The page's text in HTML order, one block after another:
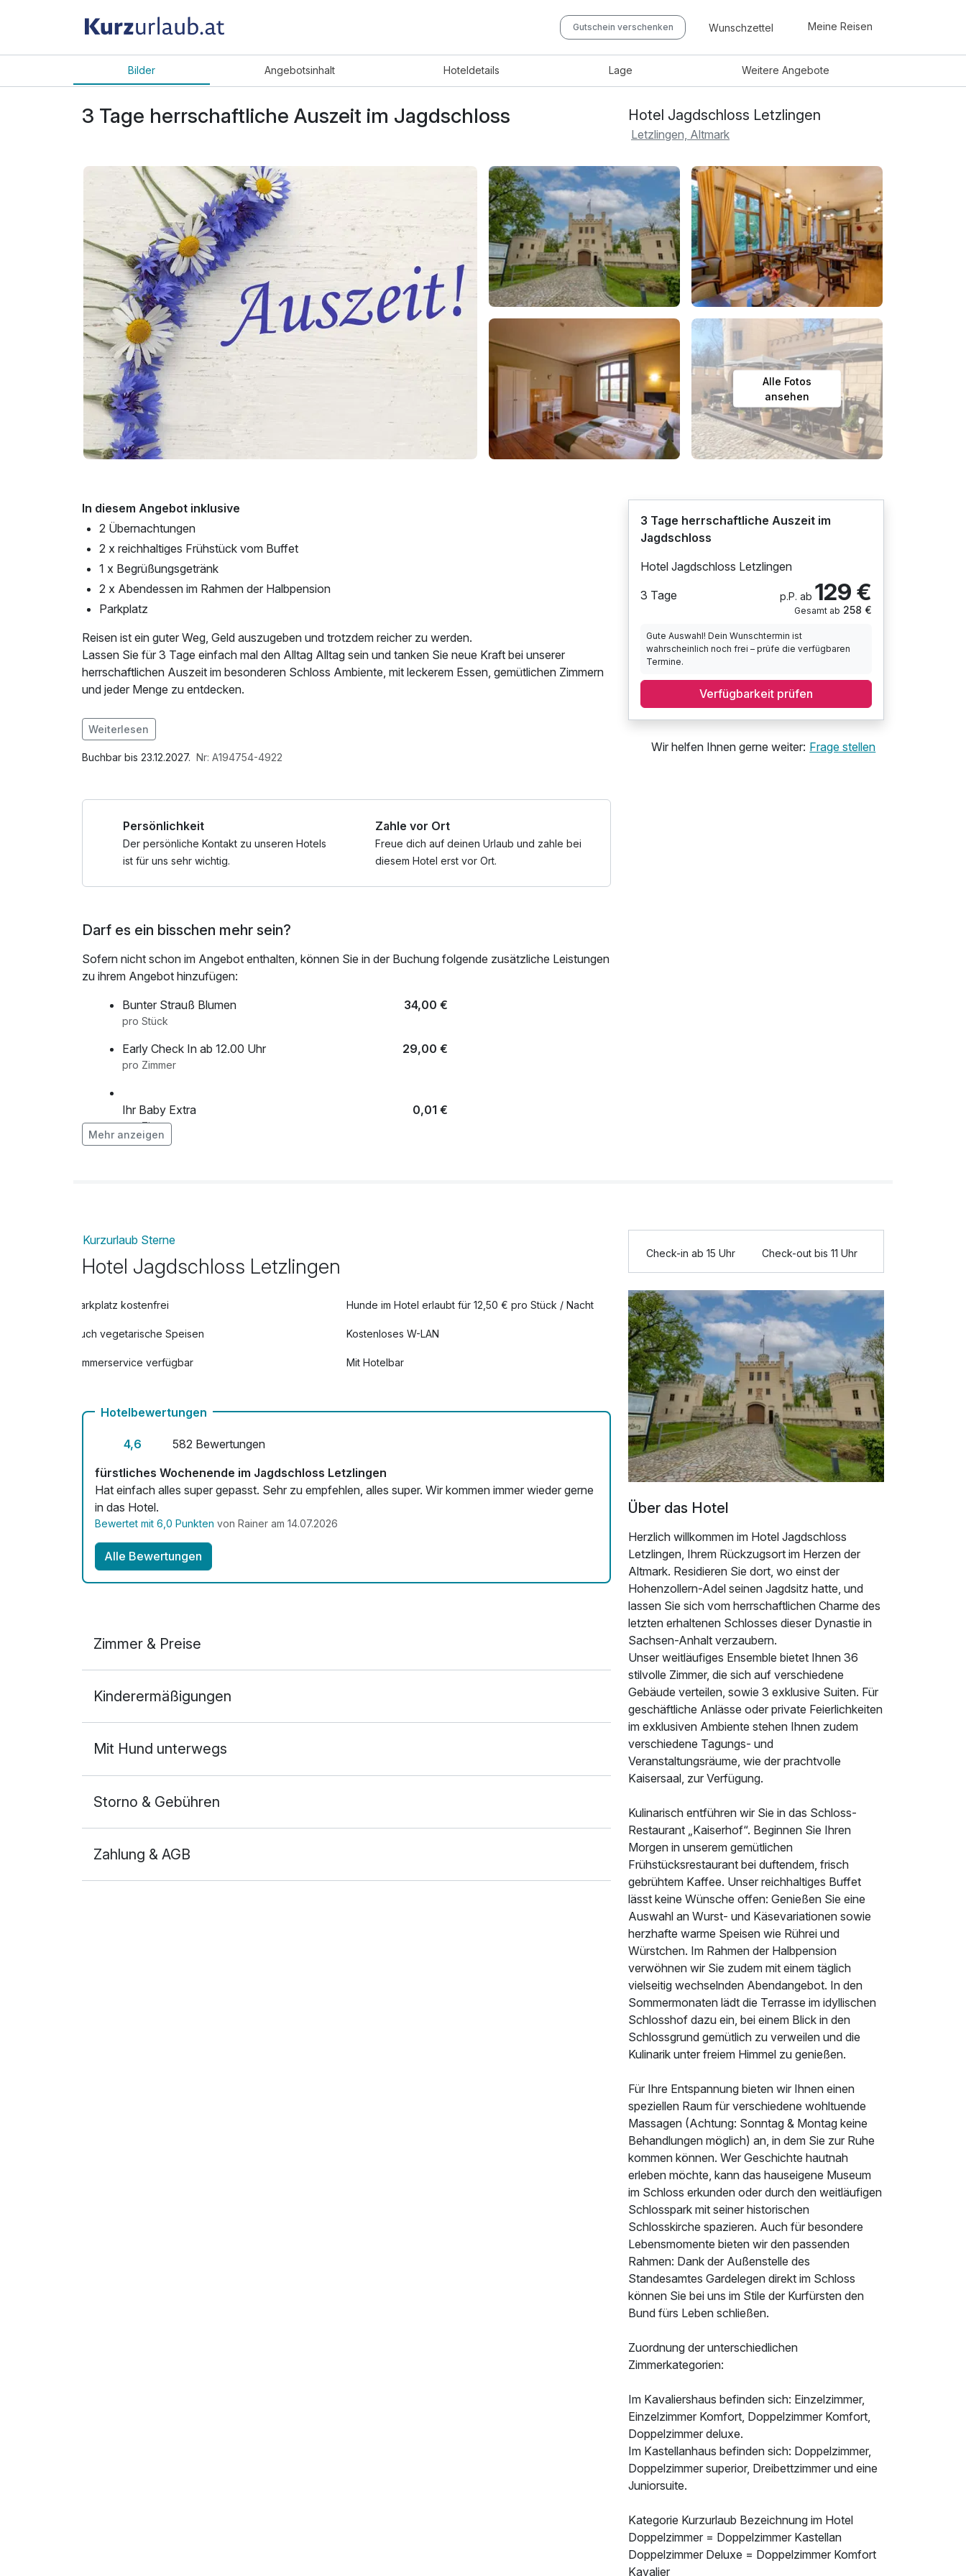
Gutschein verschenken Wunschzettel Meine Reisen
Bilder Angebotsinhalt Hoteldetails Lage WeitereAngebote
3 Tage herrschaftliche Auszeit im Jagdschloss Hotel Jagdschloss Letzlingen
Letzlingen, Altmark
Alle Fotos
ansehen
In diesem Angebot inklusive
2 Übernachtungen
2 x reichhaltiges Frühstück vom Buffet
1 x Begrüßungsgetränk
2 x Abendessen im Rahmen der Halbpension
Parkplatz
Reisen ist ein guter Weg, Geld auszugeben und trotzdem reicher zu werden.
Lassen Sie für 3 Tage einfach mal den Alltag Alltag sein und tanken Sie neue Kraft bei unserer
herrschaftlichen Auszeit im besonderen Schloss Ambiente, mit leckerem Essen, gemütlichen Zimmern
und jeder Menge zu entdecken.
Im Angebot enthalten
Parkplatz, W-LAN Nutzung / Internetnutzung
Weiterlesen
Buchbar bis 23.12.2027. Nr: A194754-4922
Persönlichkeit
Der persönliche Kontakt zu unseren Hotels
ist für uns sehr wichtig.
Zahle vor Ort
Freue dich auf deinen Urlaub und zahle bei
diesem Hotel erst vor Ort.
Darf es ein bisschen mehr sein?
Sofern nicht schon im Angebot enthalten, können Sie in der Buchung folgende zusätzliche Leistungen
zu ihrem Angebot hinzufügen:
Bunter Strauß Blumen
34,00 €
pro Stück
Early Check In ab 12.00 Uhr 29,00 €
pro Zimmer
Ihr Baby Extra 0,01 €
pro Zimmer
Ihr Romantik Extra
pro Zimmer
pro Zimmer
Late Check Out bis 14.00 Uhr 29,00 €
Mehr anzeigen
3 Tage herrschaftliche Auszeit im
Jagdschloss
Hotel Jagdschloss Letzlingen
3 Tage
p.P. ab 129 €
Gesamt ab 258 €
Gute Auswahl! Dein Wunschtermin ist
wahrscheinlich noch frei – prüfe die verfügbaren
Termine.
Verfügbarkeit prüfen
Wir helfen Ihnen gerne weiter: Frage stellen
Kurzurlaub Sterne
Hotel Jagdschloss Letzlingen
Parkplatz kostenfrei Hunde im Hotel erlaubt für 12,50 € pro Stück / Nacht
Auch vegetarische Speisen Kostenloses W-LAN
Zimmerservice verfügbar Mit Hotelbar
Hotelbewertungen
4,6
582 Bewertungen
fürstliches Wochenende im Jagdschloss Letzlingen
Hat einfach alles super gepasst. Sehr zu empfehlen, alles super. Wir kommen immer wieder gerne
in das Hotel.
Bewertet mit 6,0 Punkten von Rainer am 14.07.2026
Alle Bewertungen
Zimmer & Preise
2 Erwachsene und 1 Kind
Kinderermäßigungen
Mit Hund unterwegs
Storno & Gebühren
Zahlung & AGB
Check-in ab 15 Uhr Check-out bis 11 Uhr
Über das Hotel
Herzlich willkommen im Hotel Jagdschloss
Letzlingen, Ihrem Rückzugsort im Herzen der
Altmark. Residieren Sie dort, wo einst der
Hohenzollern-Adel seinen Jagdsitz hatte, und
lassen Sie sich vom herrschaftlichen Charme des
letzten erhaltenen Schlosses dieser Dynastie in
Sachsen-Anhalt verzaubern.
Unser weitläufiges Ensemble bietet Ihnen 36
stilvolle Zimmer, die sich auf verschiedene
Gebäude verteilen, sowie 3 exklusive Suiten. Für
geschäftliche Anlässe oder private Feierlichkeiten
im exklusiven Ambiente stehen Ihnen zudem
verschiedene Tagungs- und
Veranstaltungsräume, wie der prachtvolle
Kaisersaal, zur Verfügung.
Kulinarisch entführen wir Sie in das Schloss-
Restaurant „Kaiserhof“. Beginnen Sie Ihren
Morgen in unserem gemütlichen
Frühstücksrestaurant bei duftendem, frisch
gebrühtem Kaffee. Unser reichhaltiges Buffet
lässt keine Wünsche offen: Genießen Sie eine
Auswahl an Wurst- und Käsevariationen sowie
herzhafte warme Speisen wie Rührei und
Würstchen. Im Rahmen der Halbpension
verwöhnen wir Sie zudem mit einem täglich
vielseitig wechselnden Abendangebot. In den
Sommermonaten lädt die Terrasse im idyllischen
Schlosshof dazu ein, bei einem Blick in den
Schlossgrund gemütlich zu verweilen und die
Kulinarik unter freiem Himmel zu genießen.
Für Ihre Entspannung bieten wir Ihnen einen
speziellen Raum für verschiedene wohltuende
Massagen (Achtung: Sonntag & Montag keine
Behandlungen möglich) an, in dem Sie zur Ruhe
kommen können. Wer Geschichte hautnah
erleben möchte, kann das hauseigene Museum
im Schloss erkunden oder durch den weitläufigen
Schlosspark mit seiner historischen
Schlosskirche spazieren. Auch für besondere
Lebensmomente bieten wir den passenden
Rahmen: Dank der Außenstelle des
Standesamtes Gardelegen direkt im Schloss
können Sie bei uns im Stile der Kurfürsten den
Bund fürs Leben schließen.
Zuordnung der unterschiedlichen
Zimmerkategorien:
Im Kavaliershaus befinden sich: Einzelzimmer,
Einzelzimmer Komfort, Doppelzimmer Komfort,
Doppelzimmer deluxe.
Im Kastellanhaus befinden sich: Doppelzimmer,
Doppelzimmer superior, Dreibettzimmer und eine
Juniorsuite.
Kategorie Kurzurlaub Bezeichnung im Hotel
Doppelzimmer = Doppelzimmer Kastellan
Doppelzimmer Deluxe = Doppelzimmer Komfort
Kavalier